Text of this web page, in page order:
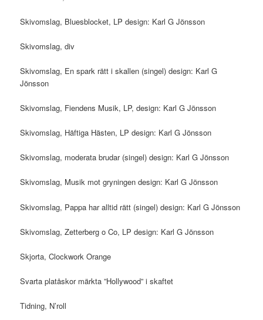
Skivomslag, Bluesblocket, LP design: Karl G Jönsson
Skivomslag, div
Skivomslag, En spark rätt i skallen (singel) design: Karl G
Jönsson
Skivomslag, Fiendens Musik, LP, design: Karl G Jönsson
Skivomslag, Häftiga Hästen, LP design: Karl G Jönsson
Skivomslag, moderata brudar (singel) design: Karl G Jönsson
Skivomslag, Musik mot gryningen design: Karl G Jönsson
Skivomslag, Pappa har alltid rätt (singel) design: Karl G Jönsson
Skivomslag, Zetterberg o Co, LP design: Karl G Jönsson
Skjorta, Clockwork Orange
Svarta platåskor märkta ”Hollywood” i skaftet
Tidning, N’roll